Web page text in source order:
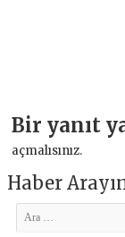
Bir yanıt
açmalısınız.
Haber